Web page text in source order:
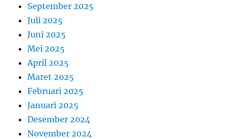
September 2025
Juli 2025
Juni 2025
Mei 2025
April 2025
Maret 2025
Februari 2025
Januari 2025
Desember 2024
November 2024